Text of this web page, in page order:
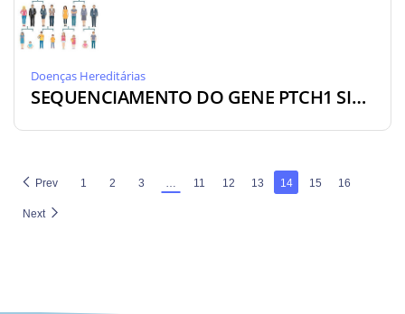
Doenças Hereditárias
SEQUENCIAMENTO DO GENE PTCH1 SINDROME DE GORLIN [DA-PTC]
Prev 1 2 3 11 12 13 14 15 16
Next